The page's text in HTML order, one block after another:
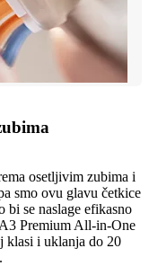
osetljivim zubima i
smo ovu glavu četkice
se naslage efikasno
Premium All-in-One
klasi i uklanja do 20